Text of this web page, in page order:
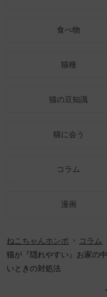
食べ物
猫種
猫の豆知識
猫に会う
コラム
漫画
ねこちゃんホンポ コラム
猫が『隠れやすい』お家の
いときの対処法